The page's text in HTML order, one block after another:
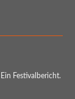
Festivalbericht.